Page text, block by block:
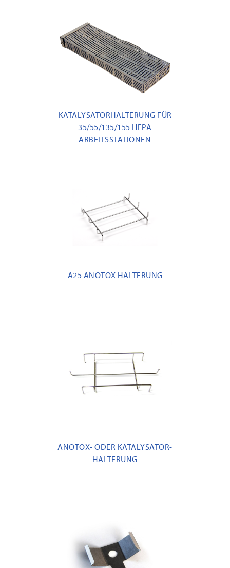
KATALYSATORHALTERUNG FÜR
35/55/135/155 HEPA
ARBEITSSTATIONEN
A25 ANOTOX HALTERUNG
ANOTOX- ODER KATALYSATOR-
HALTERUNG